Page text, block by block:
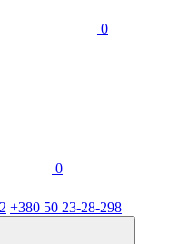
0
0
+380 50 23-28-298